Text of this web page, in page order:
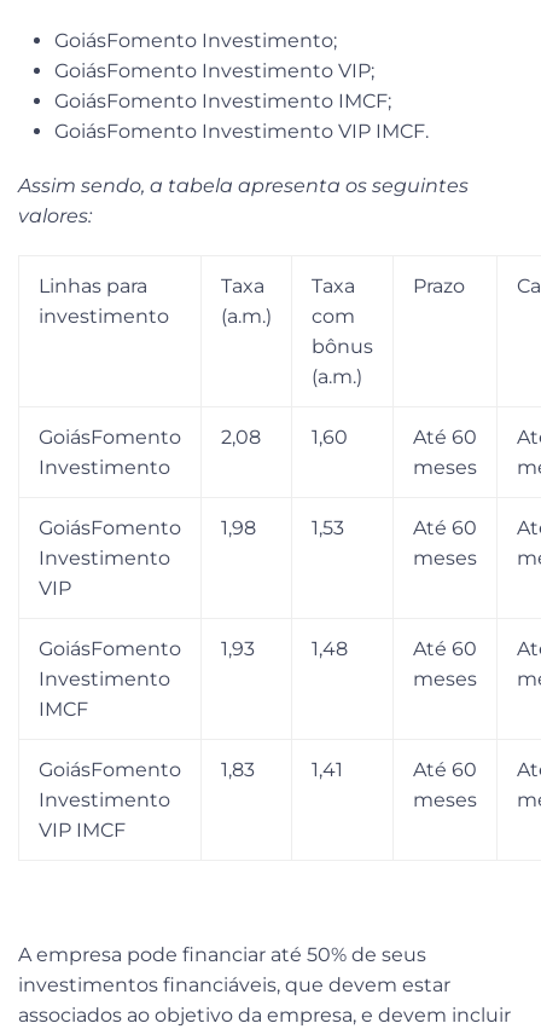
GoiásFomento Investimento;
GoiásFomento Investimento VIP;
GoiásFomento Investimento IMCF;
GoiásFomento Investimento VIP IMCF.
Assim sendo, a tabela apresenta os seguintes
valores:
Linhas para
investimento
Taxa
(a.m.)
Taxa
com
bônus
(a.m.)
Prazo
GoiásFomento
Investimento
2,08 1,60
Até 60
meses
GoiásFomento
Investimento
VIP
1,98 1,53
Até 60
meses
GoiásFomento
Investimento
IMCF
1,93 1,48
Até 60
meses
GoiásFomento
Investimento
VIP IMCF
1,83 1,41
Até 60
meses
A empresa pode financiar até 50% de seus
investimentos financiáveis, que devem estar
associados ao objetivo da empresa, e devem incluir